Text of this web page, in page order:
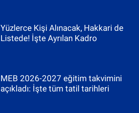
Yüzlerce Kişi Alınacak, Hakkari de
Listede! İşte Ayrılan Kadro
MEB 2026-2027 eğitim takvimini
açıkladı: İşte tüm tatil tarihleri